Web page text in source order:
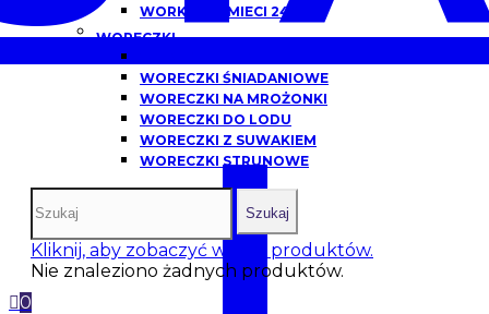
WORKI NA ŚMIECI 240L
WORECZKI
WORECZKI ŚNIADANIOWE
WORECZKI NA MROŻONKI
WORECZKI DO LODU
WORECZKI Z SUWAKIEM
WORECZKI STRUNOWE
Szukaj
Kliknij, aby zobaczyć więcej produktów.
Nie znaleziono żadnych produktów.
0